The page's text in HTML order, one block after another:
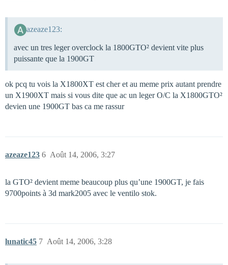
azeaze123:
avec un tres leger overclock la 1800GTO² devient vite plus
puissante que la 1900GT
ok pcq tu vois la X1800XT est cher et au meme prix autant prendre
un X1900XT mais si vous dite que ac un leger O/C la X1800GTO²
devien une 1900GT bas ca me rassur
azeaze123 Août 14, 2006, 3:27
6
la GTO² devient meme beaucoup plus qu’une 1900GT, je fais
9700points à 3d mark2005 avec le ventilo stok.
lunatic45 Août 14, 2006, 3:28
7